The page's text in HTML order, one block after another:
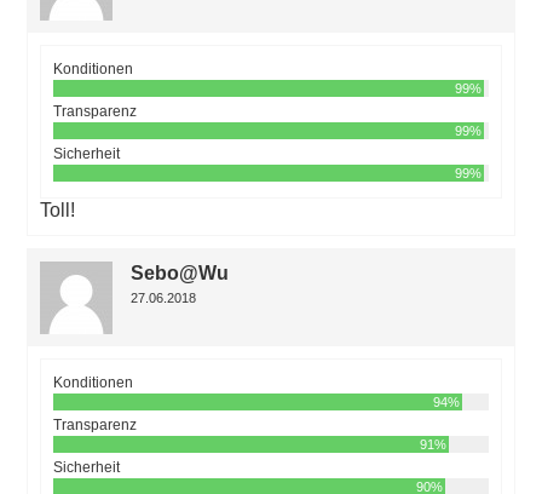
Konditionen
99%
Transparenz
99%
Sicherheit
99%
Toll!
Sebo@Wu
27.06.2018
Konditionen
94%
Transparenz
91%
Sicherheit
90%